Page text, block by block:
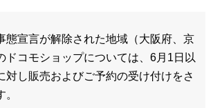
態宣言が解除された地域（大阪府、京
ドコモショップについては、6月1日以
対し販売およびご予約の受け付けをさ